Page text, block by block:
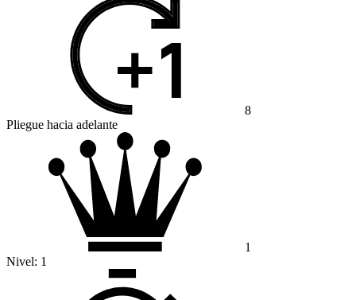
8
Pliegue hacia adelante
1
Nivel: 1